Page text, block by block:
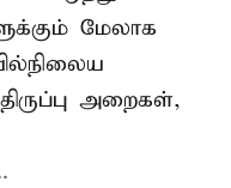
மேலாக
அறைகள்,